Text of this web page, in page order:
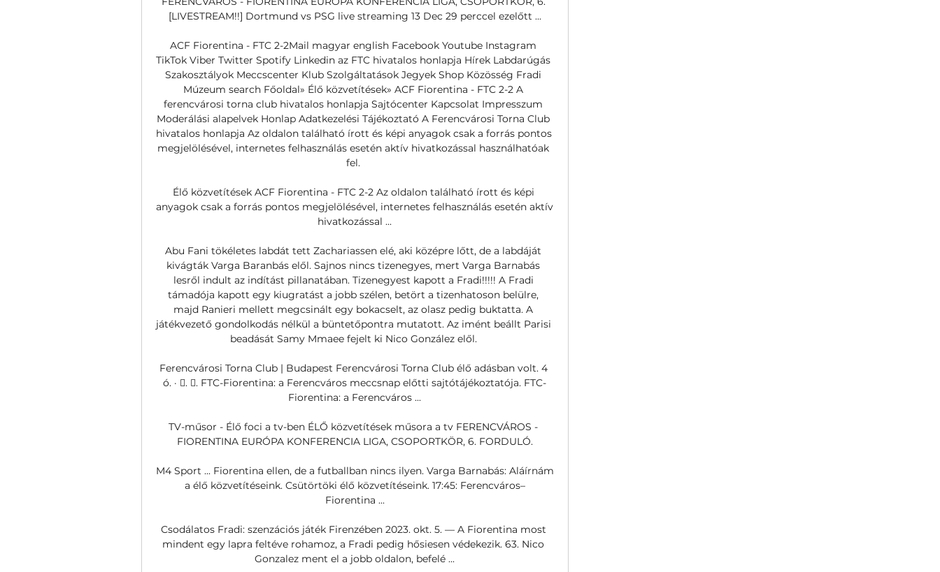
[LIVESTREAM!!] Dortmund vs PSG live streaming 13 Dec 29 perccel ezelőtt ...
ACF Fiorentina - FTC 2-2Mail magyar english Facebook Youtube Instagram
TikTok Viber Twitter Spotify Linkedin az FTC hivatalos honlapja Hírek Labdarúgás
Szakosztályok Meccscenter Klub Szolgáltatások Jegyek Shop Közösség Fradi
Múzeum search Főoldal» Élő közvetítések» ACF Fiorentina - FTC 2-2 A
ferencvárosi torna club hivatalos honlapja Sajtócenter Kapcsolat Impresszum
Moderálási alapelvek Honlap Adatkezelési Tájékoztató A Ferencvárosi Torna Club
hivatalos honlapja Az oldalon található írott és képi anyagok csak a forrás pontos
megjelölésével, internetes felhasználás esetén aktív hivatkozással használhatóak
fel.
Élő közvetítések ACF Fiorentina - FTC 2-2 Az oldalon található írott és képi
anyagok csak a forrás pontos megjelölésével, internetes felhasználás esetén aktív
hivatkozással ...
Abu Fani tökéletes labdát tett Zachariassen elé, aki középre lőtt, de a labdáját
kivágták Varga Baranbás elől. Sajnos nincs tizenegyes, mert Varga Barnabás
lesről indult az indítást pillanatában. Tizenegyest kapott a Fradi!!!!! A Fradi
támadója kapott egy kiugratást a jobb szélen, betört a tizenhatoson belülre,
majd Ranieri mellett megcsinált egy bokacselt, az olasz pedig buktatta. A
játékvezető gondolkodás nélkül a büntetőpontra mutatott. Az imént beállt Parisi
beadását Samy Mmaee fejelt ki Nico González elől.
Ferencvárosi Torna Club | Budapest Ferencvárosi Torna Club élő adásban volt. 4
ó. · 󰟠. 󰟝. FTC-Fiorentina: a Ferencváros meccsnap előtti sajtótájékoztatója. FTC-
Fiorentina: a Ferencváros ...
TV-műsor - Élő foci a tv-ben ÉLŐ közvetítések műsora a tv FERENCVÁROS -
FIORENTINA EURÓPA KONFERENCIA LIGA, CSOPORTKÖR, 6. FORDULÓ.
M4 Sport ... Fiorentina ellen, de a futballban nincs ilyen. Varga Barnabás: Aláírnám
a élő közvetítéseink. Csütörtöki élő közvetítéseink. 17:45: Ferencváros–
Fiorentina ...
Csodálatos Fradi: szenzációs játék Firenzében 2023. okt. 5. — A Fiorentina most
mindent egy lapra feltéve rohamoz, a Fradi pedig hősiesen védekezik. 63. Nico
Gonzalez ment el a jobb oldalon, befelé ...